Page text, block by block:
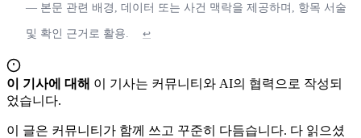
— 본문 관련 배경, 데이터 또는 사건 맥락을 제공하며, 항목 서술
및 확인 근거로 활용. ↩
이 기사에 대해 이 기사는 커뮤니티와 AI의 협력으로 작성되
었습니다.
이 글은 커뮤니티가 함께 쓰고 꾸준히 다듬습니다. 다 읽으셨